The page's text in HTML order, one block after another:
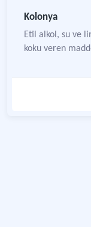
Kolonya
Etil alkol, su ve
koku veren